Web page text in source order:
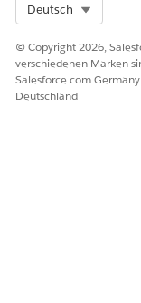
Deutsch
© Copyright 2026,
verschiedenen Marken
Salesforce.com
Deutschland